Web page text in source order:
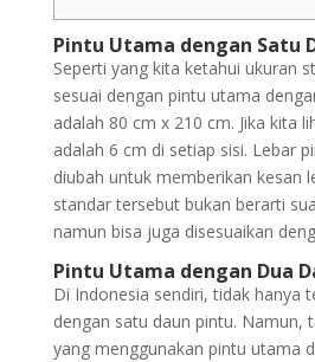
Pintu Utama dengan Satu
Seperti yang kita ketahui ukuran
sesuai dengan pintu utama
adalah 80 cm x 210 cm. Jika kita
adalah 6 cm di setiap sisi. Lebar
diubah untuk memberikan kesan
standar tersebut bukan berarti
namun bisa juga disesuaikan
Pintu Utama dengan Dua
Di Indonesia sendiri, tidak hanya
dengan satu daun pintu. Namun,
yang menggunakan pintu utama